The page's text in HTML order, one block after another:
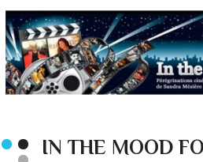
IN THE MOOD